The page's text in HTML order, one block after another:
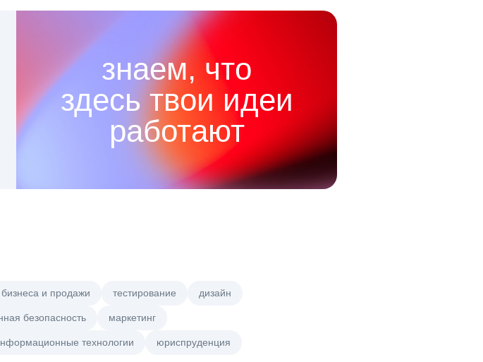
знаем, что
здесь твои идеи
работают
бизнеса и продажи тестирование дизайн
безопасность маркетинг
технологии юриспруденция